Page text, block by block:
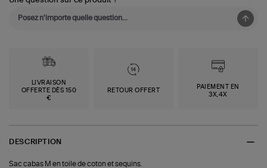
LIVRAISON
OFFERTE DÈS 150
€
RETOUR OFFERT
PAIEMENT EN
3X,4X
DESCRIPTION
Sac cabas M en toile de coton et sequins.